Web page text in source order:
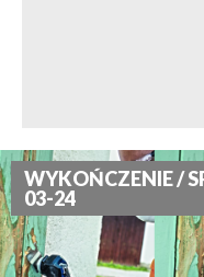
WYKOŃCZENIE /
03-24